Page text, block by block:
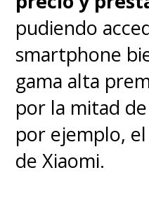
En cuanto a
pudiendo
smartphone
gama alta
por la mitad
por ejemplo,
de Xiaomi.